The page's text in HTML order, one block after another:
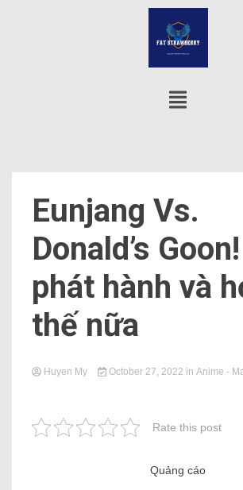
Eunjang Vs.
Donald’s
phát hành và
thế nữa
Huyen My October 27, 2022 in Anime -
Rate this post
Quảng cáo